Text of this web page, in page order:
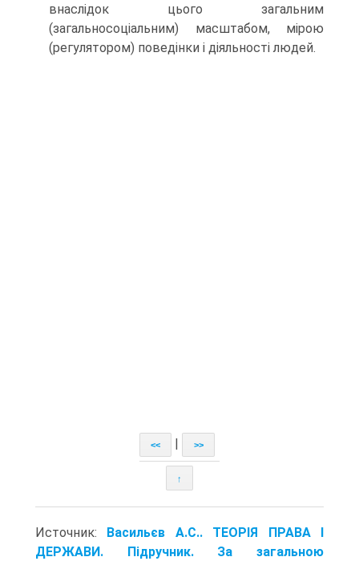
внаслідок цього за­гальним
(загальносоціальним) масштабом, мірою
(регу­лятором) поведінки і діяльності людей.
<< >>
↑
Источник: Васильєв А.С.. ТЕОРІЯ ПРАВА І
ДЕРЖАВИ. Підручник. За загальною